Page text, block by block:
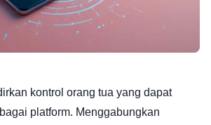
kontrol orang tua yang dapat
platform. Menggabungkan